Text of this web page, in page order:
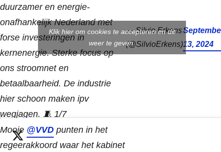
duurzamer en energie-
onafhankelijk Nederland met
forse investeringen in
kernenergie. Sterke focus op
ons stroomnet en
betaalbaarheid. De industrie
hier schoon maken ipv
wegjagen. 🧵 1/7
— Silvio Erkens
(@SilvioErkens)13, 2024
Klik hier om cookies te accepteren en dit
weer te geven.
Mooie @VVD punten in het
regeerakkoord waar het kabinet